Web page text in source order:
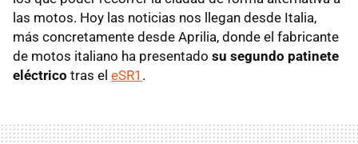
las motos. Hoy las noticias nos llegan desde Italia,
más concretamente desde Aprilia, donde el fabricante
de motos italiano ha presentado su segundo patinete
eléctrico tras el eSR1 .